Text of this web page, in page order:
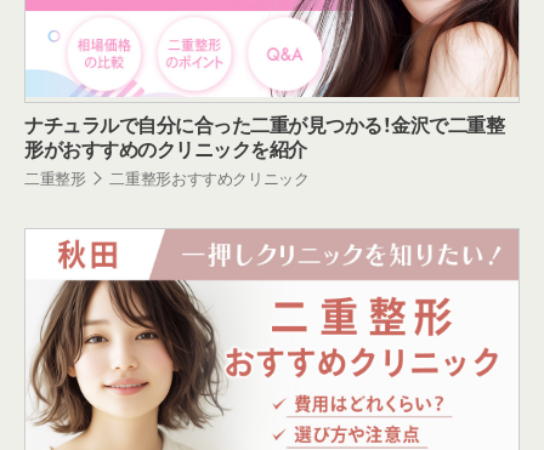
ナチュラルで自分に合った二重が見つかる！金沢で二重整
形がおすすめのクリニックを紹介
二重整形 二重整形おすすめクリニック